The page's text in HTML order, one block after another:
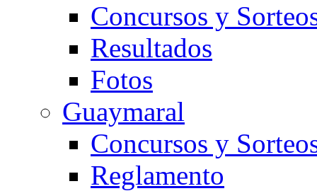
Concursos y
Resultados
Fotos
Guaymaral
Concursos y
Reglamento